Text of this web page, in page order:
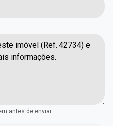
antes de enviar.